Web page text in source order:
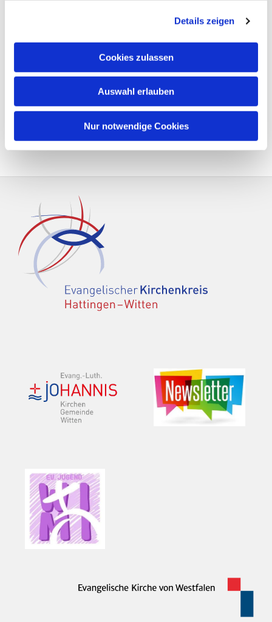
Details zeigen
Cookies zulassen
Auswahl erlauben
Nur notwendige Cookies